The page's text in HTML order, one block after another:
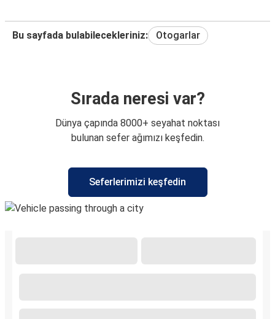
Bu sayfada bulabilecekleriniz: Otogarlar
Sırada neresi var?
Dünya çapında 8000+ seyahat noktası
bulunan sefer ağımızı keşfedin.
Seferlerimizi keşfedin